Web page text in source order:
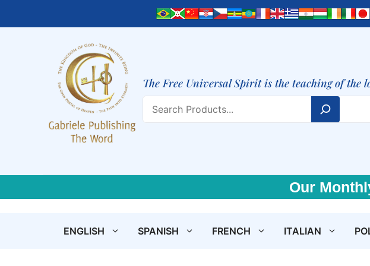
The Free Universal Spirit is the teaching of
Our
ENGLISH SPANISH FRENCH ITALIAN